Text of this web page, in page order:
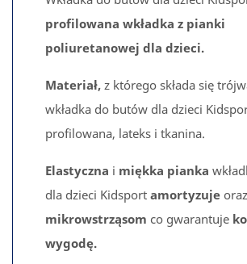
profilowana wkładka z pianki
poliuretanowej dla dzieci.
Materiał, z którego składa się
wkładka do butów dla dzieci
profilowana, lateks i tkanina.
Elastyczna i miękka pianka
dla dzieci Kidsport amortyzuje oraz
mikrowstrząsom co gwarantuje
wygodę.